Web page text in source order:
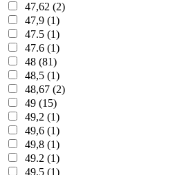
47,62 (2)
47,9 (1)
47.5 (1)
47.6 (1)
48 (81)
48,5 (1)
48,67 (2)
49 (15)
49,2 (1)
49,6 (1)
49,8 (1)
49.2 (1)
49.5 (1)